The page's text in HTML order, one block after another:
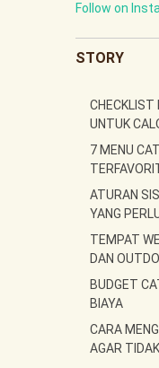
Follow on
STORY
CHECKLIST
UNTUK
7 MENU
ATURAN
YANG
TEMPAT
DAN
BUDGET
BIAYA
CARA
AGAR